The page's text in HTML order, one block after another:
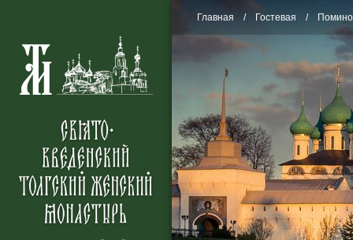
Главная Гостевая